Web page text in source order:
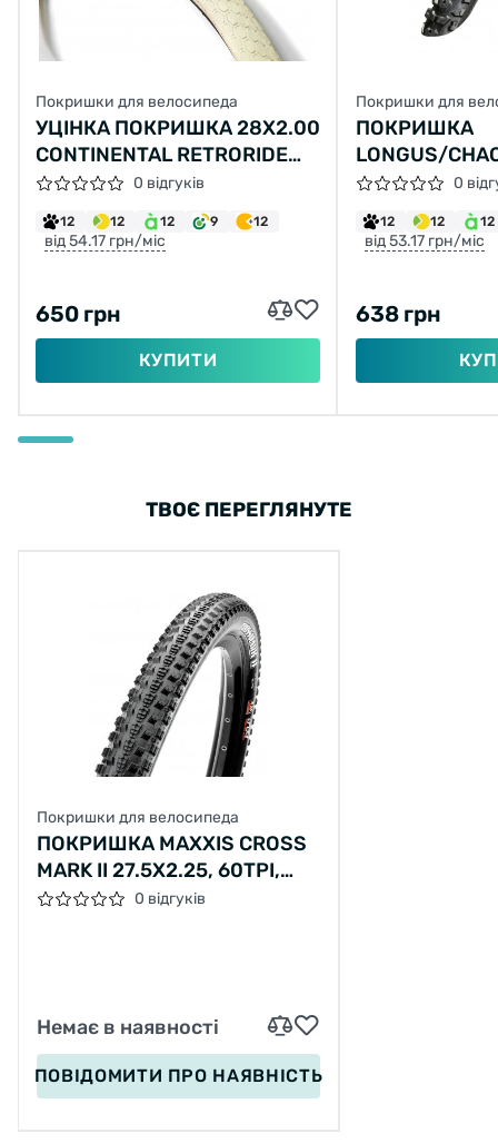
Покришки для велосипеда
УЦІНКА ПОКРИШКА 28Х2.00
CONTINENTAL RETRORIDE
КРЕМОВА ЗІ ВІДБИВАЮЧОЮ
СТРІЧКОЮ
0 відгуків
12 12 12 9 12
від 54.17 грн/міс
650 грн
КУПИТИ
Покришки для
ПОКРИШКА
LONGUS/
GLADIATOR
30TPI (60-
0
12 12 12
від 53.17 грн/міс
638 грн
ТВОЄ ПЕРЕГЛЯНУТЕ
Покришки для велосипеда
ПОКРИШКА MAXXIS CROSS
MARK II 27.5X2.25, 60TPI,
70A
0 відгуків
Немає в наявності
ПОВІДОМИТИ ПРО НАЯВНІСТЬ